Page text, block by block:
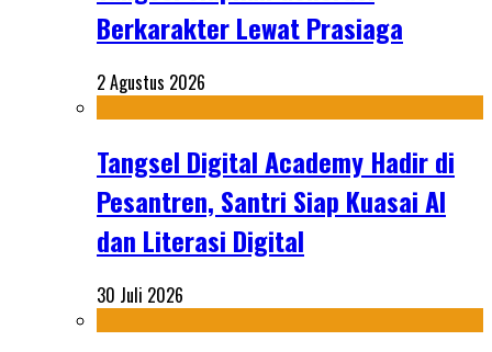
Berkarakter Lewat Prasiaga
2 Agustus 2026
Tangsel Digital Academy Hadir di
Pesantren, Santri Siap Kuasai AI
dan Literasi Digital
30 Juli 2026